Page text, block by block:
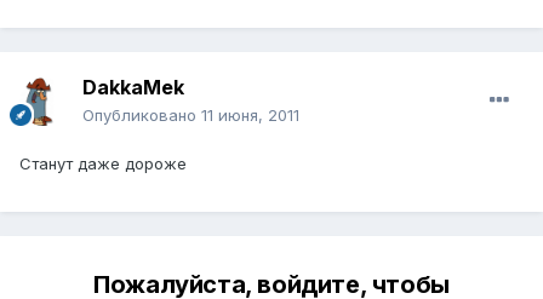
DakkaMek
Опубликовано 11 июня, 2011
Станут даже дороже
Пожалуйста, войдите, чтобы